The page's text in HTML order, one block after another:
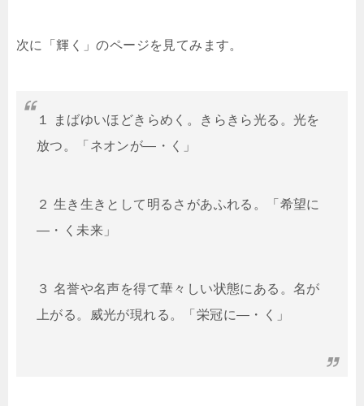
次に「輝く」のページを見てみます。
１ まばゆいほどきらめく。きらきら光る。光を
放つ。「ネオンが―・く」
２ 生き生きとして明るさがあふれる。「希望に
―・く未来」
３ 名誉や名声を得て華々しい状態にある。名が
上がる。威光が現れる。「栄冠に―・く」